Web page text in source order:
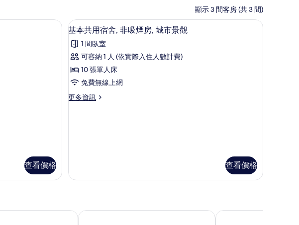
顯示 3 間客房 (共 3 間)
查看價格
顯
示
基
本
共
宿
城
7
基本共用宿舍, 非吸煙房, 城市景觀
1 間臥室
可容納 1 人 (依實際入住人數計費)
10 張單人床
免費無線上網
更多資訊
更
吸
市
查看價格
台灣青旅膠囊旅店 台北棧旅店